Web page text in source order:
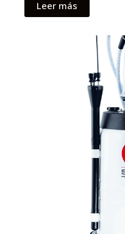
Leer más